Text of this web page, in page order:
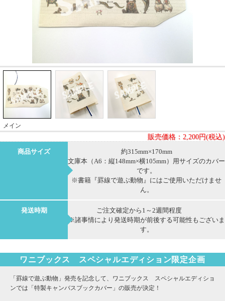
メイン
販売価格： 2,200円(税込)
商品サイズ
約315mm×170mm
文庫本（A6：縦148mm×横105mm）用サイズのカバー
です。
※書籍『罫線で遊ぶ動物』にはご使用いただけませ
ん。
発送時期
ご注文確定から1～2週間程度
※諸事情により発送時期が前後する可能性もございま
す。
ワニブックス スペシャルエディション限定企画
「罫線で遊ぶ動物」発売を記念して、ワニブックス スペシャルエディショ
ンでは「特製キャンバスブックカバー」の販売が決定！